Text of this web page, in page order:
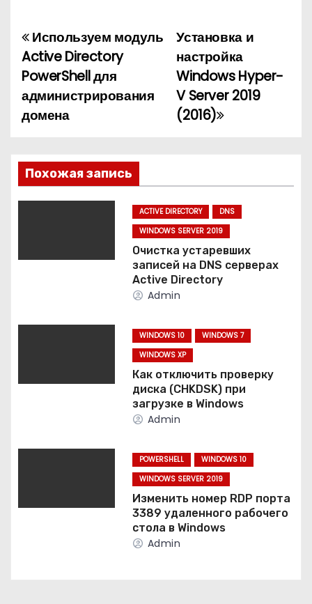
Н
а
в
и
г
а
и
я
Установка и
настройка
Windows Hyper-
V Server 2019
(2016)
Используем модуль
Active Directory
PowerShell для
администрирования
домена
Похожая запись
ACTIVE DIRECTORY
DNS
WINDOWS SERVER 2019
Очистка устаревших
записей на DNS серверах
Active Directory
Admin
WINDOWS 10
WINDOWS 7
WINDOWS XP
Как отключить проверку
диска (CHKDSK) при
загрузке в Windows
Admin
POWERSHELL
WINDOWS 10
WINDOWS SERVER 2019
Изменить номер RDP порта
3389 удаленного рабочего
стола в Windows
Admin